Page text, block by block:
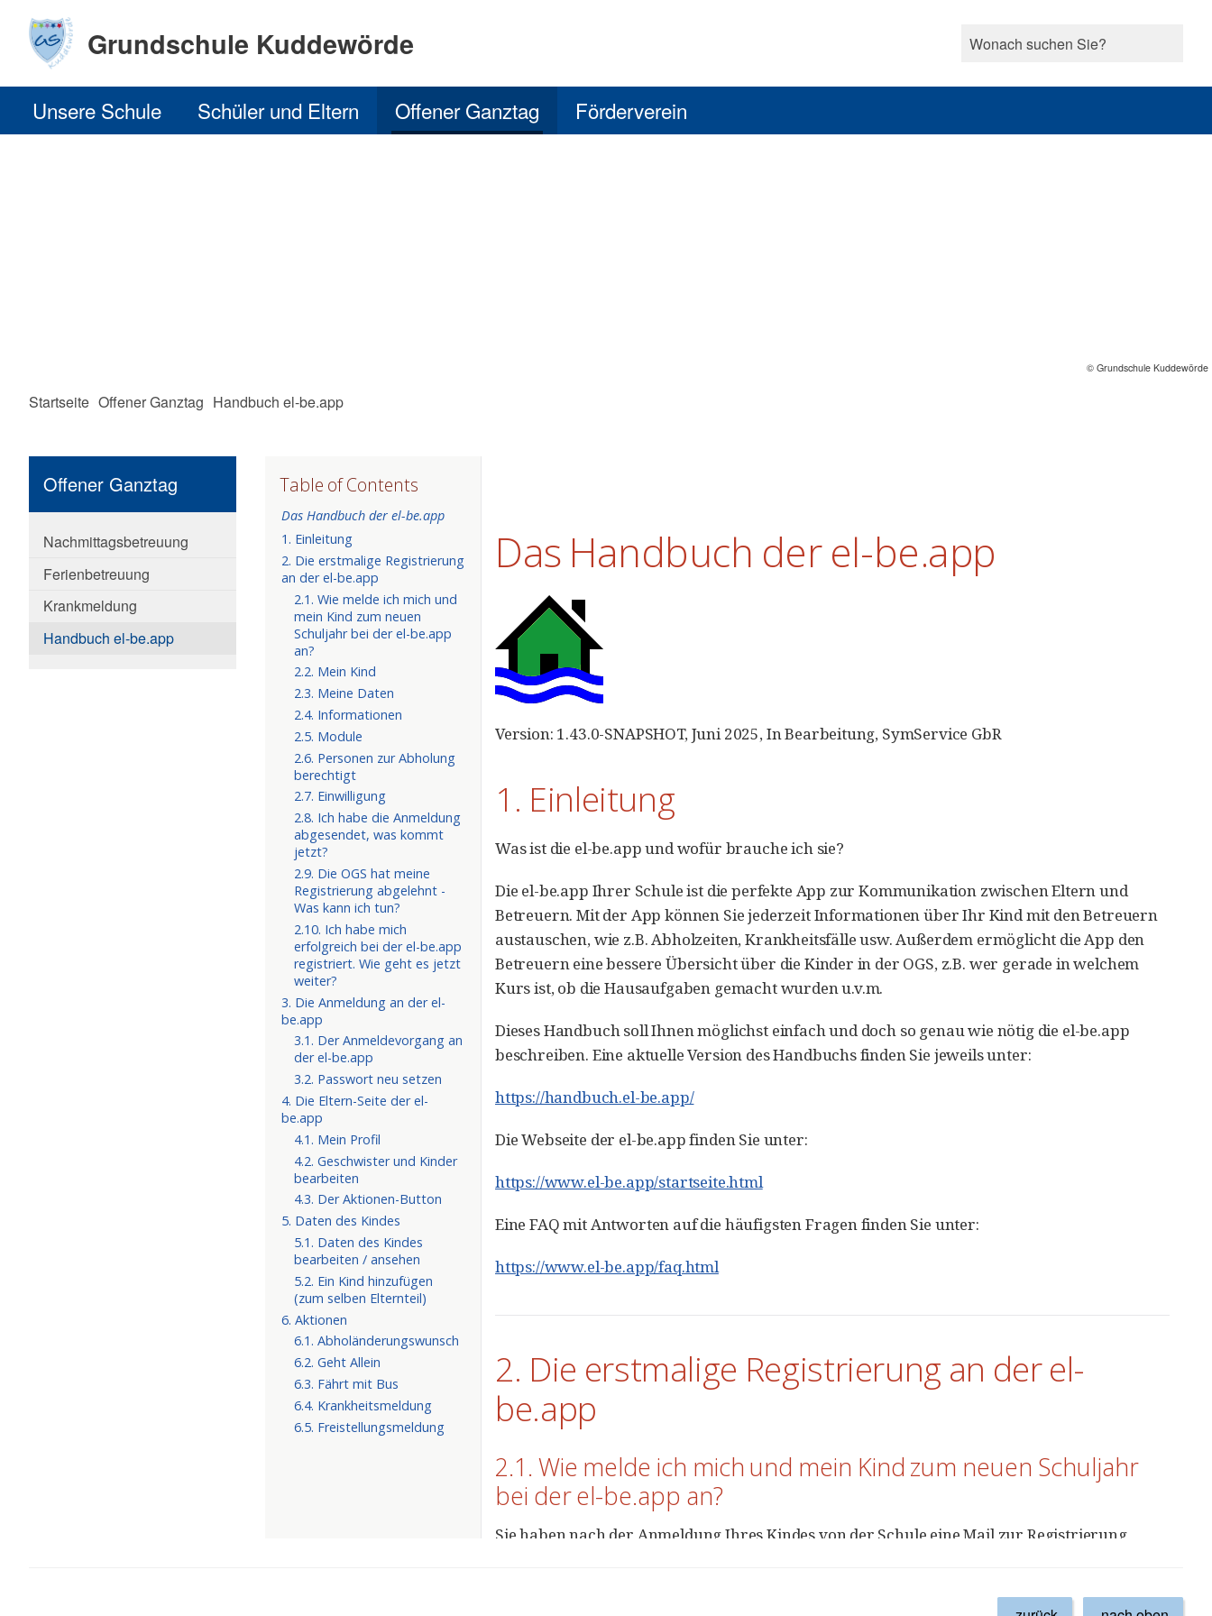
Grundschule Kuddewörde
Unsere Schule Schüler und Eltern Offener Ganztag Förderverein
© Grundschule Kuddewörde
Startseite Offener Ganztag Handbuch el-be.app
Offener Ganztag
Nachmittagsbetreuung
Ferienbetreuung
Krankmeldung
Handbuch el-be.app